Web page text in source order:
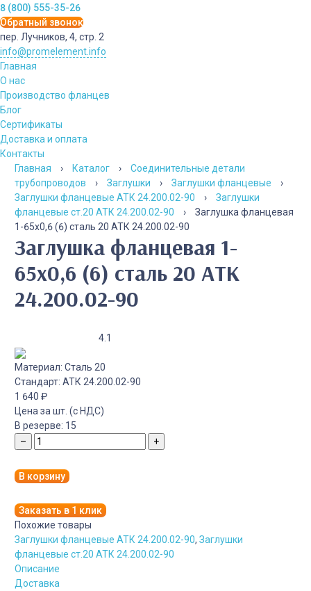
8 (800) 555-35-26
Обратный звонок
пер. Лучников, 4, стр. 2
info@promelement.info
Главная
О нас
Производство фланцев
Блог
Сертификаты
Доставка и оплата
Контакты
Главная
› Каталог ›
Соединительные детали
трубопроводов
› Заглушки › Заглушки фланцевые
›
Заглушки фланцевые АТК 24.200.02-90
›
Заглушки
фланцевые ст.20 АТК 24.200.02-90
›
Заглушка фланцевая
1-65х0,6 (6) сталь 20 АТК 24.200.02-90
Заглушка фланцевая 1-
65х0,6 (6) сталь 20 АТК
24.200.02-90
4.1
Материал: Сталь 20
Стандарт: АТК 24.200.02-90
1 640 ₽
Цена за шт. (с НДС)
В резерве: 15
–
+
В корзину
Заказать в 1 клик
Похожие товары
Заглушки фланцевые АТК 24.200.02-90, Заглушки
фланцевые ст.20 АТК 24.200.02-90
Описание
Доставка